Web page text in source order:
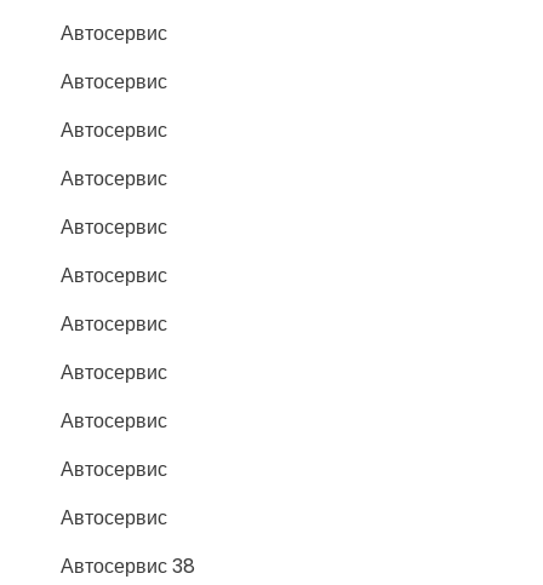
Автосервис
Автосервис
Автосервис
Автосервис
Автосервис
Автосервис
Автосервис
Автосервис
Автосервис
Автосервис
Автосервис
Автосервис 38